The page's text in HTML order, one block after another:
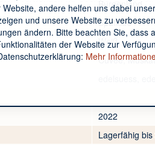
Burgenland
Spätlese
Weiß
Cuvée,
2022
Lagerfähig bis
andere helfen uns dabei unser
und unsere Website zu
ändern. Bitte beachten Sie, dass
der Website zur
Mehr